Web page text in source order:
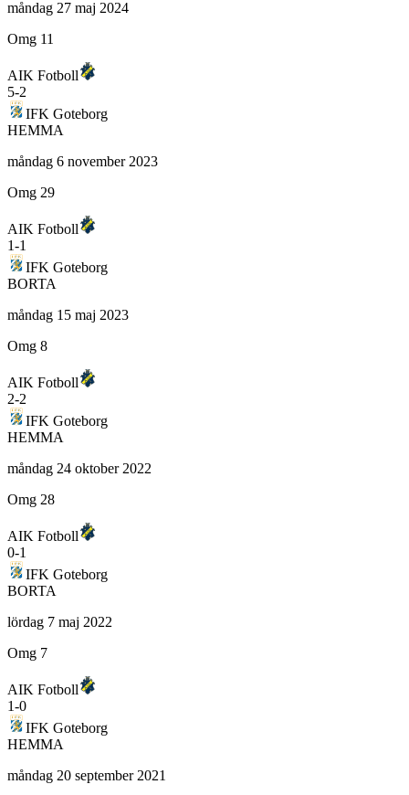
måndag 27 maj 2024
Omg 11
AIK Fotboll
5-2
IFK Goteborg
HEMMA
måndag 6 november 2023
Omg 29
AIK Fotboll
1-1
IFK Goteborg
BORTA
måndag 15 maj 2023
Omg 8
AIK Fotboll
2-2
IFK Goteborg
HEMMA
måndag 24 oktober 2022
Omg 28
AIK Fotboll
0-1
IFK Goteborg
BORTA
lördag 7 maj 2022
Omg 7
AIK Fotboll
1-0
IFK Goteborg
HEMMA
måndag 20 september 2021